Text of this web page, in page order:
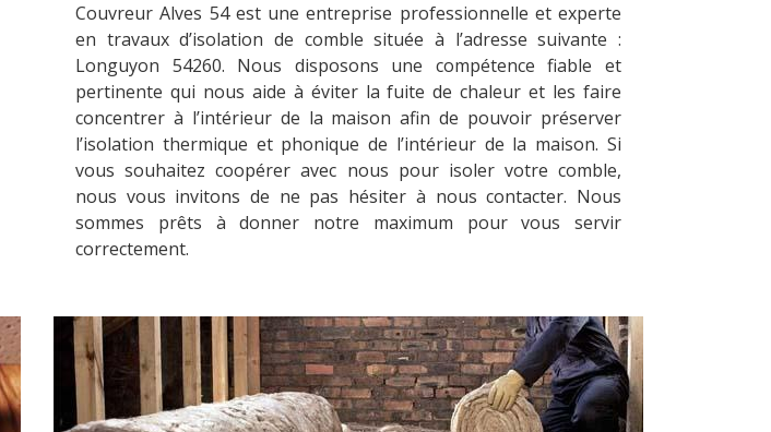
Couvreur Alves 54 est une entreprise professionnelle et experte
en travaux d’isolation de comble située à l’adresse suivante :
Longuyon 54260. Nous disposons une compétence fiable et
pertinente qui nous aide à éviter la fuite de chaleur et les faire
concentrer à l’intérieur de la maison afin de pouvoir préserver
l’isolation thermique et phonique de l’intérieur de la maison. Si
vous souhaitez coopérer avec nous pour isoler votre comble,
nous vous invitons de ne pas hésiter à nous contacter. Nous
sommes prêts à donner notre maximum pour vous servir
correctement.